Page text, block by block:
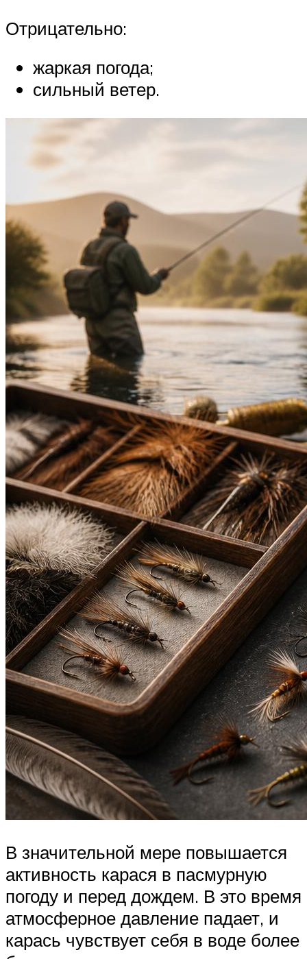
Отрицательно:
жаркая погода;
сильный ветер.
В значительной мере повышается
активность карася в пасмурную
погоду и перед дождем. В это время
атмосферное давление падает, и
карась чувствует себя в воде более